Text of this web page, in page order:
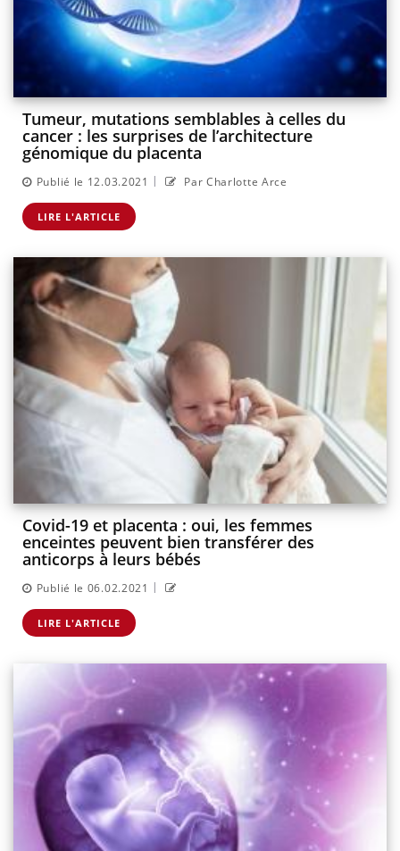
Tumeur, mutations semblables à celles du
cancer : les surprises de l’architecture
génomique du placenta
Publié le 12.03.2021 | Par Charlotte Arce
LIRE L'ARTICLE
Covid-19 et placenta : oui, les femmes
enceintes peuvent bien transférer des
anticorps à leurs bébés
Publié le 06.02.2021 |
LIRE L'ARTICLE